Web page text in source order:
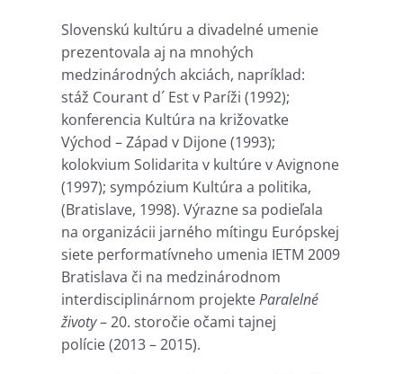
Slovenskú kultúru a divadelné umenie
prezentovala aj na mnohých
medzinárodných akciách, napríklad:
stáž Courant d´ Est v Paríži (1992);
konferencia Kultúra na križovatke
Východ – Západ v Dijone (1993);
kolokvium Solidarita v kultúre v Avignone
(1997); sympózium Kultúra a politika,
(Bratislave, 1998). Výrazne sa podieľala
na organizácii jarného mítingu Európskej
siete performatívneho umenia IETM 2009
Bratislava či na medzinárodnom
interdisciplinárnom projekteParalelné
životy– 20. storočie očami tajnej
polície (2013 – 2015).